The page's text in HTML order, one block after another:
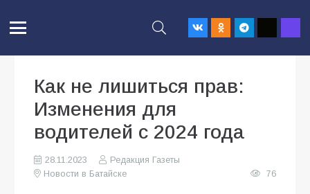
Как не лишиться прав:
Изменения для
водителей с 2024 года
28.11.2023
Редакция Газеты
Новости в Батайске
76